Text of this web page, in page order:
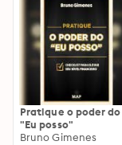
Pratique o poder do
"Eu posso"
Bruno Gimenes